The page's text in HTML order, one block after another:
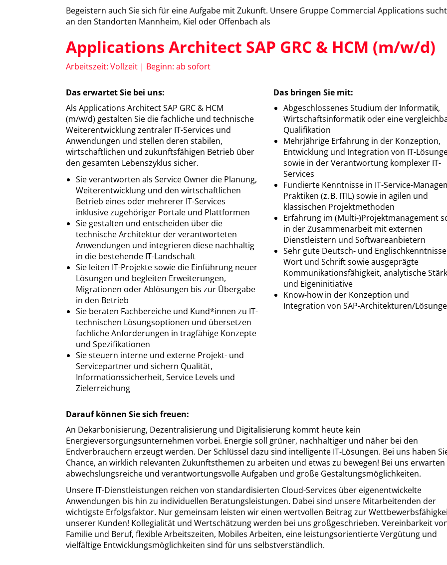
Begeistern auch Sie sich für eine Aufgabe mit Zukunft. Unsere Gruppe Commercial Applications
an den Standorten Mannheim, Kiel oder Offenbach als
Applications Architect SAP GRC & HCM (m/w/d)
Arbeitszeit: Vollzeit | Beginn: ab sofort
Das erwartet Sie bei uns:
Als Applications Architect SAP GRC & HCM
(m/w/d) gestalten Sie die fachliche und technische
Weiterentwicklung zentraler IT-Services und
Anwendungen und stellen deren stabilen,
wirtschaftlichen und zukunftsfähigen Betrieb über
den gesamten Lebenszyklus sicher.
Sie verantworten als Service Owner die Planung,
Weiterentwicklung und den wirtschaftlichen
Betrieb eines oder mehrerer IT-Services
inklusive zugehöriger Portale und Plattformen
Sie gestalten und entscheiden über die
technische Architektur der verantworteten
Anwendungen und integrieren diese nachhaltig
in die bestehende IT-Landschaft
Sie leiten IT-Projekte sowie die Einführung neuer
Lösungen und begleiten Erweiterungen,
Migrationen oder Ablösungen bis zur Übergabe
in den Betrieb
Sie beraten Fachbereiche und Kund*innen zu IT-
technischen Lösungsoptionen und übersetzen
fachliche Anforderungen in tragfähige Konzepte
und Spezifikationen
Sie steuern interne und externe Projekt- und
Servicepartner und sichern Qualität,
Informationssicherheit, Service Levels und
Zielerreichung
Das bringen Sie mit:
Abgeschlossenes Studium der Informatik,
Wirtschaftsinformatik oder eine
Qualifikation
Mehrjährige Erfahrung in der Konzeption,
Entwicklung und Integration von IT-
sowie in der Verantwortung komplexer IT-
Services
Fundierte Kenntnisse in IT-Service-
Praktiken (z. B. ITIL) sowie in agilen und
klassischen Projektmethoden
Erfahrung im (Multi-)Projektmanagement
in der Zusammenarbeit mit externen
Dienstleistern und Softwareanbietern
Sehr gute Deutsch- und
Wort und Schrift sowie ausgeprägte
Kommunikationsfähigkeit, analytische
und Eigeninitiative
Know-how in der Konzeption und
Integration von SAP-Architekturen/
Darauf können Sie sich freuen:
An Dekarbonisierung, Dezentralisierung und Digitalisierung kommt heute kein
Energieversorgungsunternehmen vorbei. Energie soll grüner, nachhaltiger und näher bei den
Endverbrauchern erzeugt werden. Der Schlüssel dazu sind intelligente IT-Lösungen. Bei uns haben
Chance, an wirklich relevanten Zukunftsthemen zu arbeiten und etwas zu bewegen! Bei uns erwarten
abwechslungsreiche und verantwortungsvolle Aufgaben und große Gestaltungsmöglichkeiten.
Unsere IT-Dienstleistungen reichen von standardisierten Cloud-Services über eigenentwickelte
Anwendungen bis hin zu individuellen Beratungsleistungen. Dabei sind unsere Mitarbeitenden der
wichtigste Erfolgsfaktor. Nur gemeinsam leisten wir einen wertvollen Beitrag zur
unserer Kunden! Kollegialität und Wertschätzung werden bei uns großgeschrieben. Vereinbarkeit
Familie und Beruf, flexible Arbeitszeiten, Mobiles Arbeiten, eine leistungsorientierte Vergütung und
vielfältige Entwicklungsmöglichkeiten sind für uns selbstverständlich.